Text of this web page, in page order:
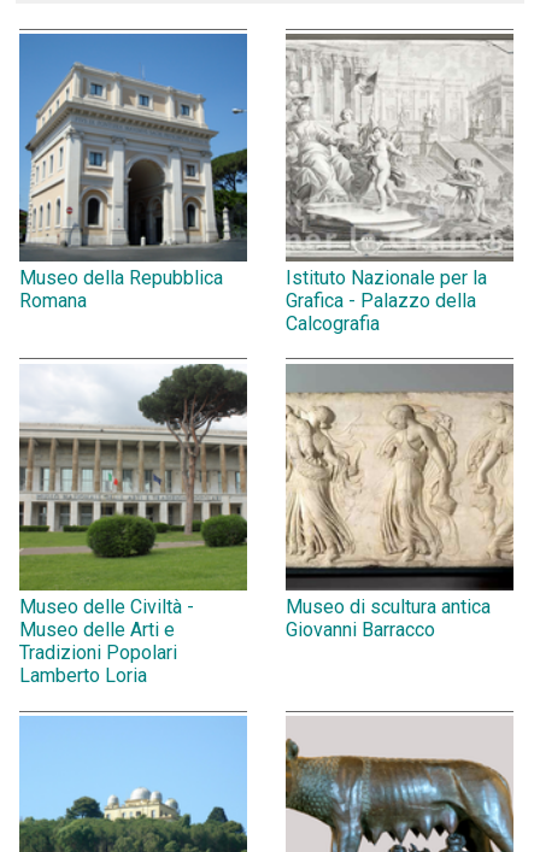
Museo della Repubblica
Romana
Istituto Nazionale per la
Grafica - Palazzo della
Calcografia
Museo delle Civiltà -
Museo delle Arti e
Tradizioni Popolari
Lamberto Loria
Museo di scultura antica
Giovanni Barracco